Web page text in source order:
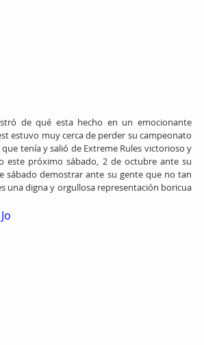
de qué esta hecho en un emocionante
estuvo muy cerca de perder su campeonato
tenía y salió de Extreme Rules victorioso y
este próximo sábado, 2 de octubre ante su
sábado demostrar ante su gente que no tan
una digna y orgullosa representación boricua